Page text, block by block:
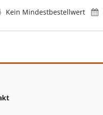
Kein Mindestbestellwert